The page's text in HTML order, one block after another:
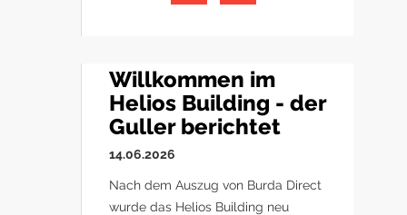
Willkommen im
Helios Building - der
Guller berichtet
14.06.2026
Nach dem Auszug von Burda Direct
wurde das Helios Building neu